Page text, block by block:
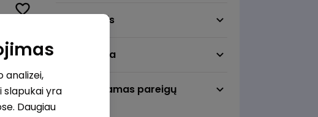
Darbo sritis
Darbo vieta
Pageidaujamas pareigų
analizei,
slapukai yra
Daugiau